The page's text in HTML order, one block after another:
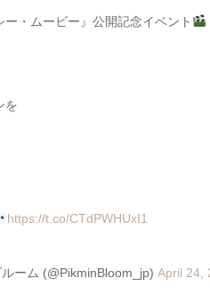
・ムービー』公開記念イベント
を
https://t.co/CTdPWHUxI1
ーム (@PikminBloom_jp) April 24,